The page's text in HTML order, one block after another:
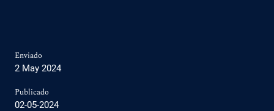
Enviado
2 May 2024
Publicado
02-05-2024